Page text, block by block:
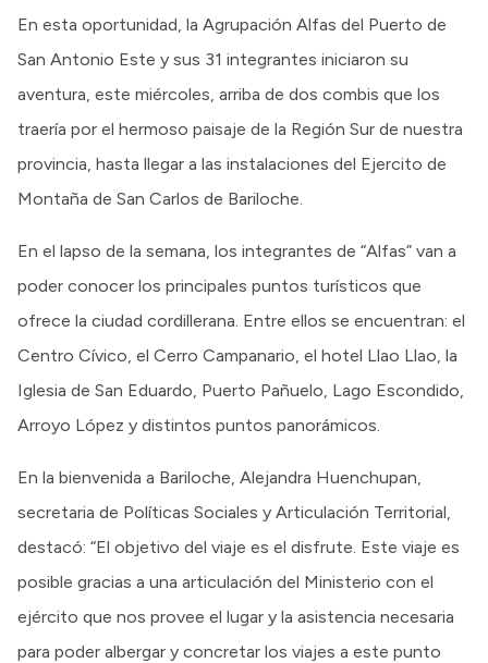
En esta oportunidad, la Agrupación Alfas del Puerto de
San Antonio Este y sus 31 integrantes iniciaron su
aventura, este miércoles, arriba de dos combis que los
traería por el hermoso paisaje de la Región Sur de nuestra
provincia, hasta llegar a las instalaciones del Ejercito de
Montaña de San Carlos de Bariloche.
En el lapso de la semana, los integrantes de “Alfas” van a
poder conocer los principales puntos turísticos que
ofrece la ciudad cordillerana. Entre ellos se encuentran: el
Centro Cívico, el Cerro Campanario, el hotel Llao Llao, la
Iglesia de San Eduardo, Puerto Pañuelo, Lago Escondido,
Arroyo López y distintos puntos panorámicos.
En la bienvenida a Bariloche, Alejandra Huenchupan,
secretaria de Políticas Sociales y Articulación Territorial,
destacó: “El objetivo del viaje es el disfrute. Este viaje es
posible gracias a una articulación del Ministerio con el
ejército que nos provee el lugar y la asistencia necesaria
para poder albergar y concretar los viajes a este punto